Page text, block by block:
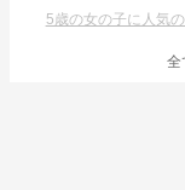
5歳の女の子に人気
全